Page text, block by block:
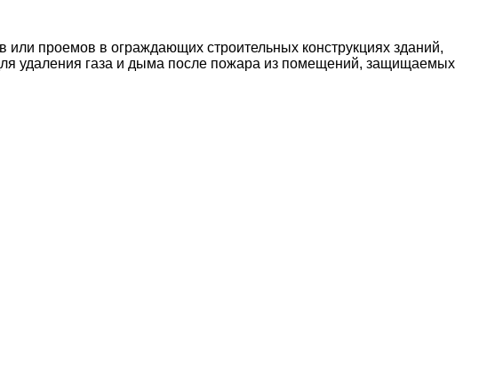
проемов в ограждающих строительных конструкциях зданий,
удаления газа и дыма после пожара из помещений, защищаемых